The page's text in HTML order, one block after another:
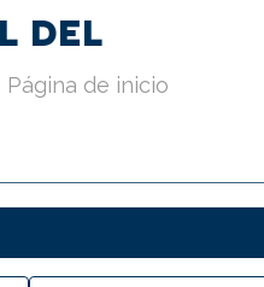
del
Página de inicio